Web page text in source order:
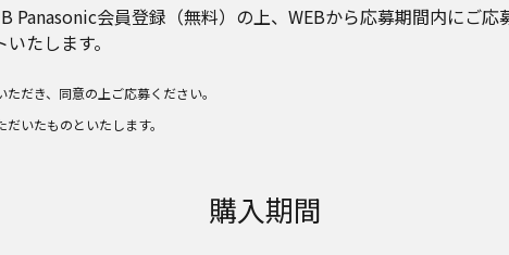
Panasonic会員登録（無料）の上、WEBから応募期間内にご
たします。
だき、同意の上ご応募ください。
いたものといたします。
購入期間